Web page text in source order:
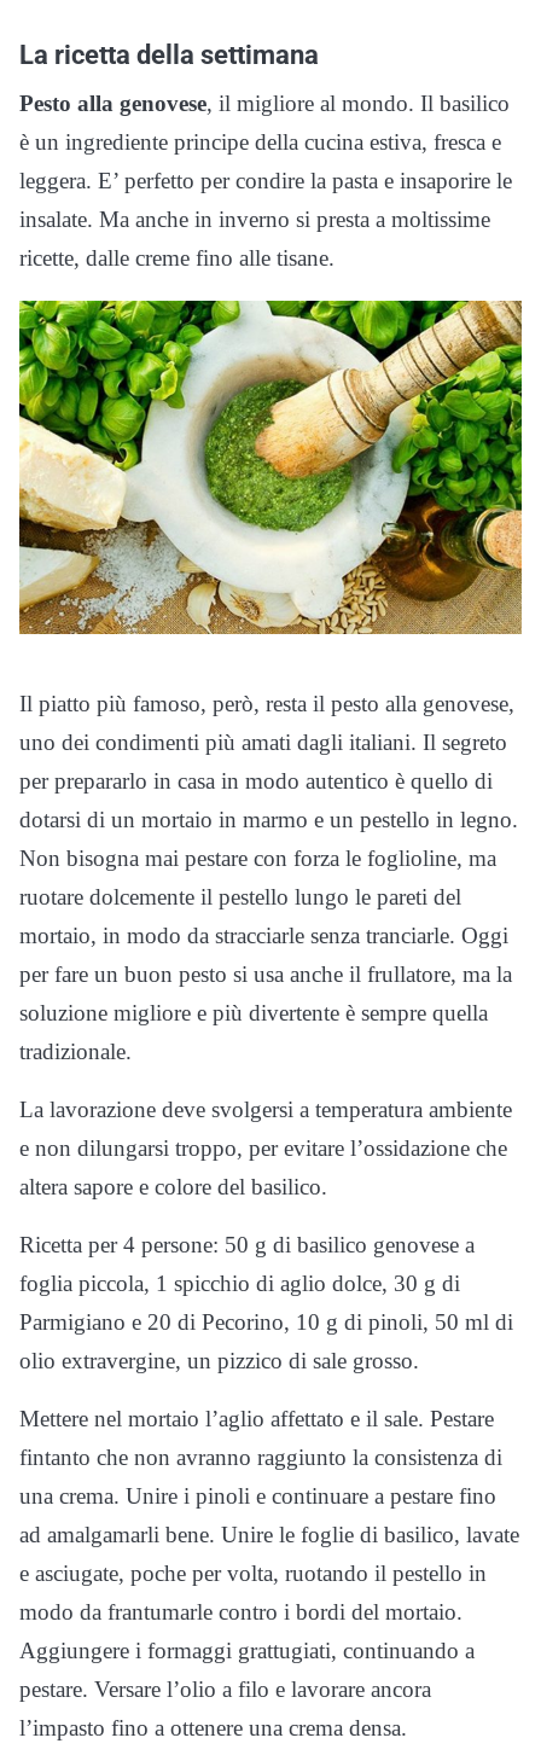
La ricetta della settimana
Pesto alla genovese, il migliore al mondo. Il basilico
è un ingrediente principe della cucina estiva, fresca e
leggera. E’ perfetto per condire la pasta e insaporire le
insalate. Ma anche in inverno si presta a moltissime
ricette, dalle creme fino alle tisane.
Il piatto più famoso, però, resta il pesto alla genovese,
uno dei condimenti più amati dagli italiani. Il segreto
per prepararlo in casa in modo autentico è quello di
dotarsi di un mortaio in marmo e un pestello in legno.
Non bisogna mai pestare con forza le foglioline, ma
ruotare dolcemente il pestello lungo le pareti del
mortaio, in modo da stracciarle senza tranciarle. Oggi
per fare un buon pesto si usa anche il frullatore, ma la
soluzione migliore e più divertente è sempre quella
tradizionale.
La lavorazione deve svolgersi a temperatura ambiente
e non dilungarsi troppo, per evitare l’ossidazione che
altera sapore e colore del basilico.
Ricetta per 4 persone: 50 g di basilico genovese a
foglia piccola, 1 spicchio di aglio dolce, 30 g di
Parmigiano e 20 di Pecorino, 10 g di pinoli, 50 ml di
olio extravergine, un pizzico di sale grosso.
Mettere nel mortaio l’aglio affettato e il sale. Pestare
fintanto che non avranno raggiunto la consistenza di
una crema. Unire i pinoli e continuare a pestare fino
ad amalgamarli bene. Unire le foglie di basilico, lavate
e asciugate, poche per volta, ruotando il pestello in
modo da frantumarle contro i bordi del mortaio.
Aggiungere i formaggi grattugiati, continuando a
pestare. Versare l’olio a filo e lavorare ancora
l’impasto fino a ottenere una crema densa.